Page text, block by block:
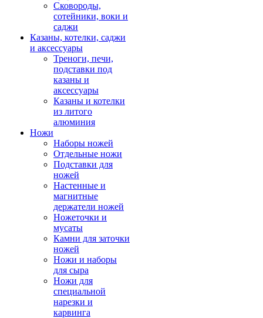
Сковороды,
сотейники, воки и
саджи
Казаны, котелки, саджи
и аксессуары
Треноги, печи,
подставки под
казаны и
аксессуары
Казаны и котелки
из литого
алюминия
Ножи
Наборы ножей
Отдельные ножи
Подставки для
ножей
Настенные и
магнитные
держатели ножей
Ножеточки и
мусаты
Камни для заточки
ножей
Ножи и наборы
для сыра
Ножи для
специальной
нарезки и
карвинга